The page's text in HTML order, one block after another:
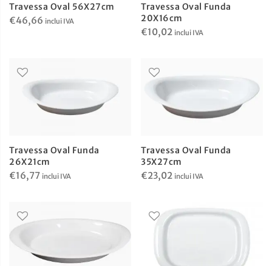
Travessa Oval 56X27cm
€46,66 inclui IVA
Travessa Oval Funda
20X16cm
€10,02 inclui IVA
Travessa Oval Funda
26X21cm
€16,77 inclui IVA
Travessa Oval Funda
35X27cm
€23,02 inclui IVA